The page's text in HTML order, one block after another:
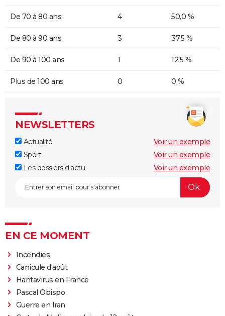
De 70 à 80 ans 4 50,0 %
De 80 à 90 ans 3 37,5 %
De 90 à 100 ans 1 12,5 %
Plus de 100 ans 0 0 %
NEWSLETTERS
Actualité
Voir un exemple
Sport
Voir un exemple
Les dossiers d'actu
Voir un exemple
EN CE MOMENT
Incendies
Canicule d'août
Hantavirus en France
Pascal Obispo
Guerre en Iran